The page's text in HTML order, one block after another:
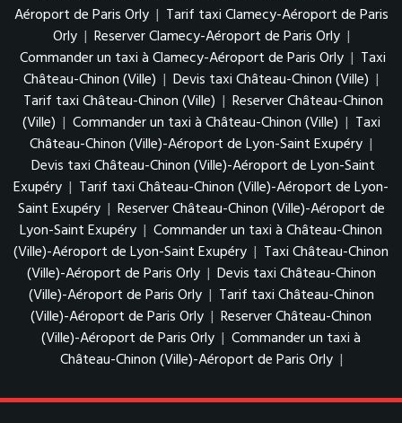
Aéroport de Paris Orly | Tarif taxi Clamecy-Aéroport de Paris
Orly | Reserver Clamecy-Aéroport de Paris Orly |
Commander un taxi à Clamecy-Aéroport de Paris Orly | Taxi
Château-Chinon (Ville) | Devis taxi Château-Chinon (Ville) |
Tarif taxi Château-Chinon (Ville) | Reserver Château-Chinon
(Ville) | Commander un taxi à Château-Chinon (Ville) | Taxi
Château-Chinon (Ville)-Aéroport de Lyon-Saint Exupéry |
Devis taxi Château-Chinon (Ville)-Aéroport de Lyon-Saint
Exupéry | Tarif taxi Château-Chinon (Ville)-Aéroport de Lyon-
Saint Exupéry | Reserver Château-Chinon (Ville)-Aéroport de
Lyon-Saint Exupéry | Commander un taxi à Château-Chinon
(Ville)-Aéroport de Lyon-Saint Exupéry | Taxi Château-Chinon
(Ville)-Aéroport de Paris Orly | Devis taxi Château-Chinon
(Ville)-Aéroport de Paris Orly | Tarif taxi Château-Chinon
(Ville)-Aéroport de Paris Orly | Reserver Château-Chinon
(Ville)-Aéroport de Paris Orly | Commander un taxi à
Château-Chinon (Ville)-Aéroport de Paris Orly |